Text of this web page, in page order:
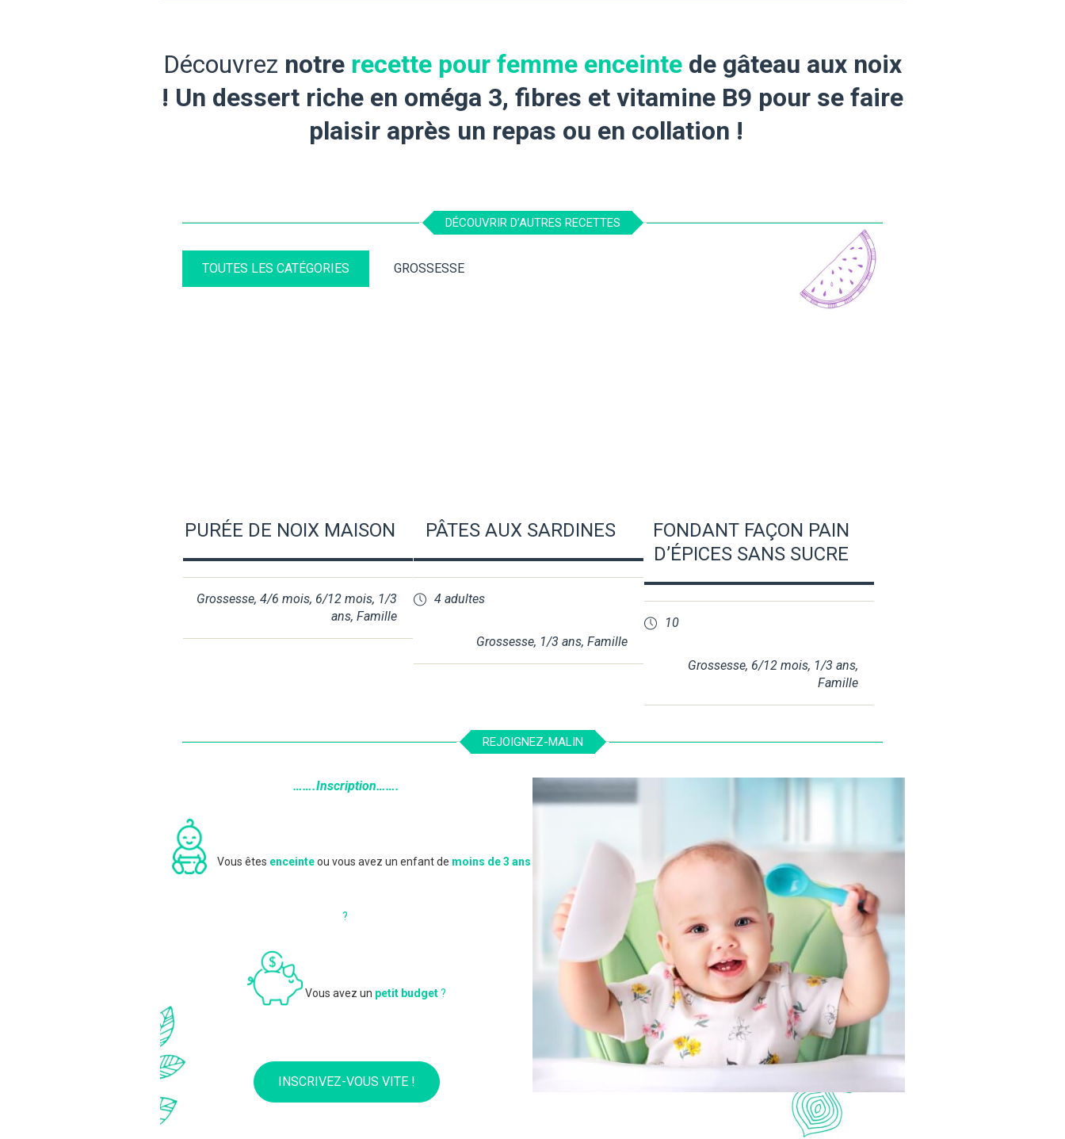
Découvrez notre recette pour femme enceintede gâteau aux noix
! Un dessert riche en oméga 3, fibres et vitamine B9 pour se faire
plaisir après un repas ou en collation !
DÉCOUVRIR D’AUTRES RECETTES
TOUTES LES CATÉGORIES GROSSESSE
PURÉE DE NOIX MAISON
Grossesse,4/6 mois, 6/12 mois, 1/3
ans,Famille
PÂTES AUX SARDINES
4 adultes
Grossesse, 1/3 ans,Famille
FONDANT FAÇON PAIN
D’ÉPICES SANS SUCRE
10
Grossesse, 6/12 mois, 1/3 ans,
Famille
REJOIGNEZ-MALIN
…….Inscription…….
Vous êtes enceinteou vous avez un enfant de moins de 3 ans
?
Vous avez un petit budget?
INSCRIVEZ-VOUS VITE !